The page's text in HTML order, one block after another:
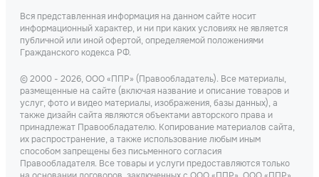
Вся представленная информация на данном сайте носит
информационный характер, и ни при каких условиях не является
публичной или иной офертой, определяемой положениями
Гражданского кодекса РФ.
© 2000 - 2026, ООО «ППР» (Правообладатель). Все материалы,
размещенные на сайте (включая название и описание товаров и
услуг, фото и видео материалы, изображения, базы данных), а
также дизайн сайта являются объектами авторского права и
принадлежат Правообладателю. Копирование материалов сайта,
их распространение, а также использование любым иным
способом запрещены без письменного согласия
Правообладателя. Все товары и услуги предоставляются только